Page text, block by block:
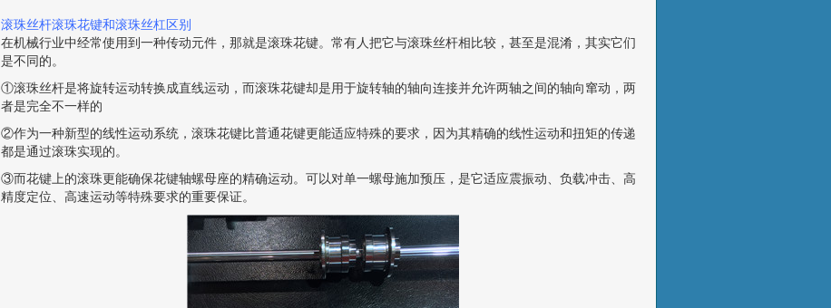
滚珠丝杆滚珠花键和滚珠丝杠区别
在机械行业中经常使用到一种传动元件，那就是滚珠花键。常有人把它与滚珠丝杆相比较，甚至是混淆，其实它们
是不同的。
①滚珠丝杆是将旋转运动转换成直线运动，而滚珠花键却是用于旋转轴的轴向连接并允许两轴之间的轴向窜动，两
者是完全不一样的
②作为一种新型的线性运动系统，滚珠花键比普通花键更能适应特殊的要求，因为其精确的线性运动和扭矩的传递
都是通过滚珠实现的。
③而花键上的滚珠更能确保花键轴螺母座的精确运动。可以对单一螺母施加预压，是它适应震振动、负载冲击、高
精度定位、高速运动等特殊要求的重要保证。